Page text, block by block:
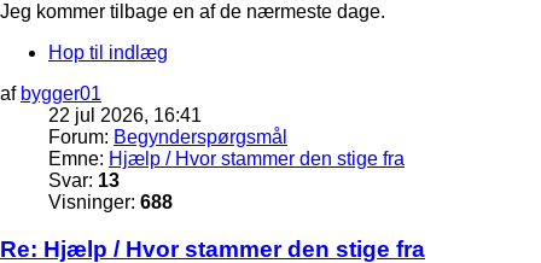
Jeg kommer tilbage en af de nærmeste dage.
Hop til indlæg
af bygger01
22 jul 2026, 16:41
Forum: Begynderspørgsmål
Emne: Hjælp / Hvor stammer den stige fra
Svar: 13
Visninger: 688
Re: Hjælp / Hvor stammer den stige fra